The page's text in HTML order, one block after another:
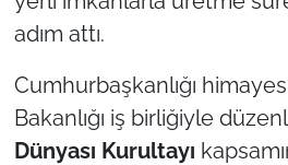
adım attı.
Cumhurbaşkanlığı
Bakanlığı iş birliğiyle
Dünyası Kurultayı